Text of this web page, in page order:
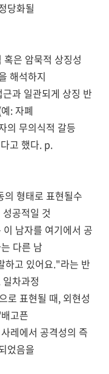
당화될
은 암묵적 상징성
해석하지
과 일관되게 상징 반
: 자폐
의 무의식적 갈등
고 했다. p.
의 형태로 표현될수
공적일 것
남자를 여기에서 공
다른 남
하고 있어요."라는 반
차과정
로 표현될 때, 외현성
고픈
레에서 공격성의 즉
었음을